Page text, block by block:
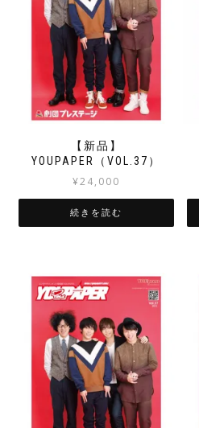
【新品】
YOUPAPER（VOL.37）
¥24,000
続きを読む